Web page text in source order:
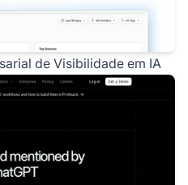
de Visibilidade em IA